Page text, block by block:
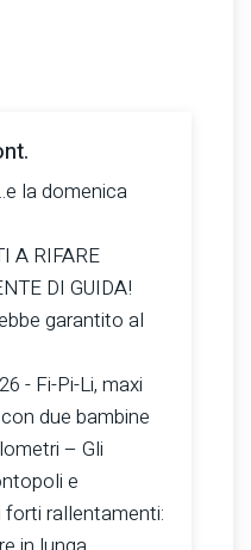
la domenica
A RIFARE
DI GUIDA!
garantito al
- Fi-Pi-Li, maxi
due bambine
– Gli
e
rallentamenti: